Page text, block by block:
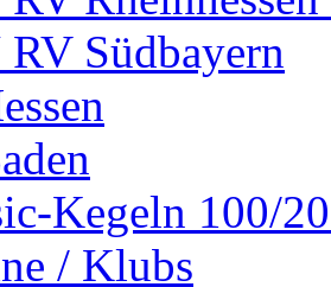
Südbayern
Kegeln 100/
/ Klubs